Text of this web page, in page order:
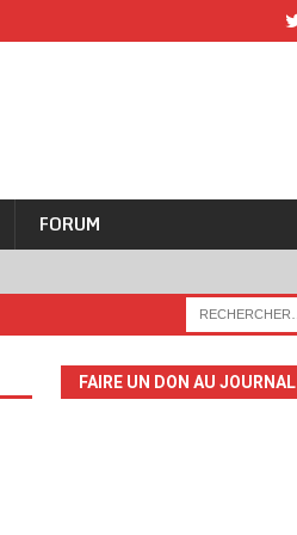
FORUM
FAIRE UN DON AU JOURNAL